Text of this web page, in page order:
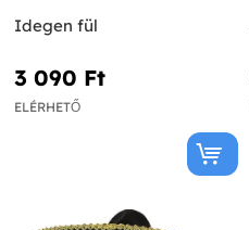
Idegen fül
3 090 Ft‎
ELÉRHETŐ